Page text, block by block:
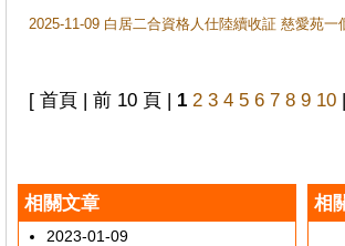
2025-11-09 白居二合資格人仕陸續收証 慈愛苑
[ 首頁 | 前 10 頁 | 1 2 3 4 5 6 7 8 9 10 |
相關文章
2023-01-09
相